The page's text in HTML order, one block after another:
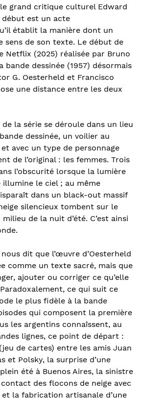
grand critique culturel Edward
début est un acte
établit la manière dont un
sens de son texte. Le début de
Netflix (2025) réalisée par Bruno
bande dessinée (1957) désormais
G. Oesterheld et Francisco
une distance entre les deux
la série se déroule dans un lieu
dessinée, un voilier au
avec un type de personnage
de l’original : les femmes. Trois
l’obscurité lorsque la lumière
illumine le ciel ; au même
dans un black-out massif
silencieux tombent sur le
de la nuit d’été. C’est ainsi
dit que l’œuvre d’Oesterheld
comme un texte sacré, mais que
ajouter ou corriger ce qu’elle
ce qui suit ce
le plus fidèle à la bande
qui composent la première
les argentins connaîssent, au
lignes, ce point de départ :
(jeu de cartes) entre les amis Juan
et Polsky, la surprise d’une
été à Buenos Aires, la sinistre
des flocons de neige avec
la fabrication artisanale d’une